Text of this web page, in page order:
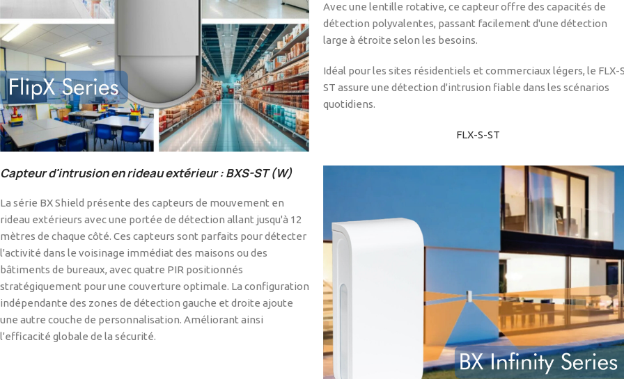
Avec une lentille rotative, ce capteur offre des capacités de
détection polyvalentes, passant facilement d'une détection
large à étroite selon les besoins.
Idéal pour les sites résidentiels et commerciaux légers, le FLX-
ST assure une détection d'intrusion fiable dans les scénarios
quotidiens.
FLX-S-ST
Capteurd'intrusion en rideau extérieur : BXS-ST (W)
La série BX Shield présente des capteurs de mouvement en
rideau extérieurs avec une portée de détection allant jusqu'à 12
mètres de chaque côté. Ces capteurs sont parfaits pour détecter
l'activité dans le voisinage immédiat des maisons ou des
bâtiments de bureaux, avec quatre PIR positionnés
stratégiquement pour une couverture optimale. La configuration
indépendante des zones de détection gauche et droite ajoute
une autre couche de personnalisation. Améliorant ainsi
l'efficacité globale de la sécurité.